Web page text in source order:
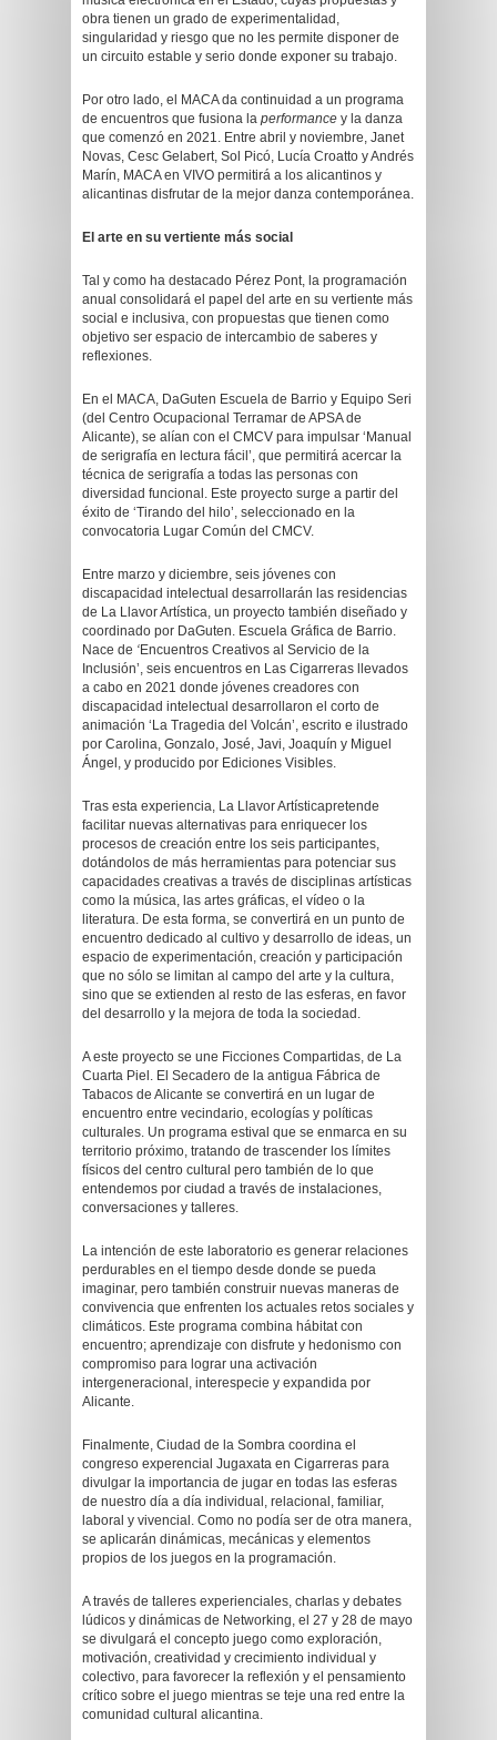
obra tienen un grado de experimentalidad,
singularidad y riesgo que no les permite disponer de
un circuito estable y serio donde exponer su trabajo.
Por otro lado, el MACA da continuidad a un programa
de encuentros que fusiona la performance y la danza
que comenzó en 2021. Entre abril y noviembre, Janet
Novas, Cesc Gelabert, Sol Picó, Lucía Croatto y Andrés
Marín, MACA en VIVO permitirá a los alicantinos y
alicantinas disfrutar de la mejor danza contemporánea.
El arte en su vertiente más social
Tal y como ha destacado Pérez Pont, la programación
anual consolidará el papel del arte en su vertiente más
social e inclusiva, con propuestas que tienen como
objetivo ser espacio de intercambio de saberes y
reflexiones.
En el MACA, DaGuten Escuela de Barrio y Equipo Seri
(del Centro Ocupacional Terramar de APSA de
Alicante), se alían con el CMCV para impulsar ‘Manual
de serigrafía en lectura fácil’, que permitirá acercar la
técnica de serigrafía a todas las personas con
diversidad funcional. Este proyecto surge a partir del
éxito de ‘Tirando del hilo’, seleccionado en la
convocatoria Lugar Común del CMCV.
Entre marzo y diciembre, seis jóvenes con
discapacidad intelectual desarrollarán las residencias
de La Llavor Artística, un proyecto también diseñado y
coordinado por DaGuten. Escuela Gráfica de Barrio.
Nace de ‘Encuentros Creativos al Servicio de la
Inclusión’, seis encuentros en Las Cigarreras llevados
a cabo en 2021 donde jóvenes creadores con
discapacidad intelectual desarrollaron el corto de
animación ‘La Tragedia del Volcán’, escrito e ilustrado
por Carolina, Gonzalo, José, Javi, Joaquín y Miguel
Ángel, y producido por Ediciones Visibles.
Tras esta experiencia, La Llavor Artísticapretende
facilitar nuevas alternativas para enriquecer los
procesos de creación entre los seis participantes,
dotándolos de más herramientas para potenciar sus
capacidades creativas a través de disciplinas artísticas
como la música, las artes gráficas, el vídeo o la
literatura. De esta forma, se convertirá en un punto de
encuentro dedicado al cultivo y desarrollo de ideas, un
espacio de experimentación, creación y participación
que no sólo se limitan al campo del arte y la cultura,
sino que se extienden al resto de las esferas, en favor
del desarrollo y la mejora de toda la sociedad.
A este proyecto se une Ficciones Compartidas, de La
Cuarta Piel. El Secadero de la antigua Fábrica de
Tabacos de Alicante se convertirá en un lugar de
encuentro entre vecindario, ecologías y políticas
culturales. Un programa estival que se enmarca en su
territorio próximo, tratando de trascender los límites
físicos del centro cultural pero también de lo que
entendemos por ciudad a través de instalaciones,
conversaciones y talleres.
La intención de este laboratorio es generar relaciones
perdurables en el tiempo desde donde se pueda
imaginar, pero también construir nuevas maneras de
convivencia que enfrenten los actuales retos sociales y
climáticos. Este programa combina hábitat con
encuentro; aprendizaje con disfrute y hedonismo con
compromiso para lograr una activación
intergeneracional, interespecie y expandida por
Alicante.
Finalmente, Ciudad de la Sombra coordina el
congreso experencial Jugaxata en Cigarreras para
divulgar la importancia de jugar en todas las esferas
de nuestro día a día individual, relacional, familiar,
laboral y vivencial. Como no podía ser de otra manera,
se aplicarán dinámicas, mecánicas y elementos
propios de los juegos en la programación.
A través de talleres experienciales, charlas y debates
lúdicos y dinámicas de Networking, el 27 y 28 de mayo
se divulgará el concepto juego como exploración,
motivación, creatividad y crecimiento individual y
colectivo, para favorecer la reflexión y el pensamiento
crítico sobre el juego mientras se teje una red entre la
comunidad cultural alicantina.